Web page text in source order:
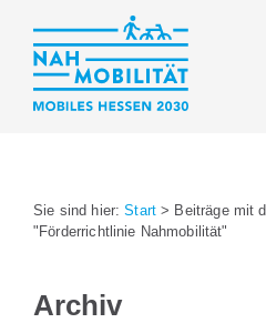
Sie sind hier:Start > Beiträge mit
"Förderrichtlinie Nahmobilität"
Archiv